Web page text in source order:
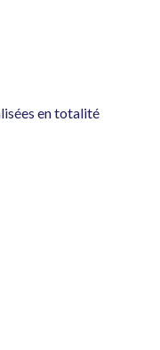
en totalité